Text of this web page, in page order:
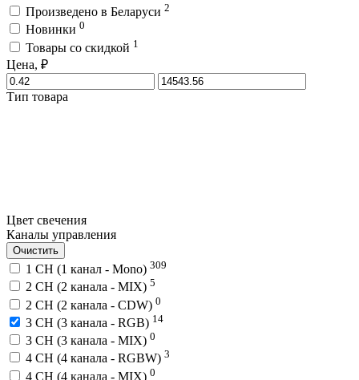
Произведено в Беларуси 2
Новинки 0
Товары со скидкой 1
Цена, ₽
Тип товара
Цвет свечения
Каналы управления
Очистить
1 CH (1 канал - Mono) 309
2 CH (2 канала - MIX) 5
2 CH (2 канала - CDW) 0
3 CH (3 канала - RGB) 14
3 CH (3 канала - MIX) 0
4 CH (4 канала - RGBW) 3
4 CH (4 канала - MIX) 0